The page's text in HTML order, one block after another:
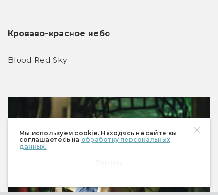
Мы используем cookie. Находясь на сайте вы
соглашаетесь на обработку персональных
данных.
Кроваво-красное небо
Blood Red Sky